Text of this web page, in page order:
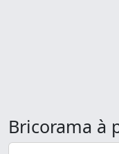
Bricorama à